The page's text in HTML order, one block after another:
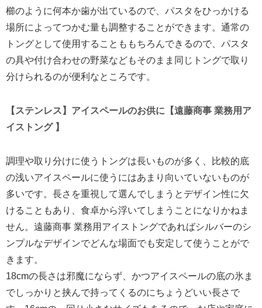
櫛のように何本か歯が出ているので、パスタをひっかける
場所によってつかむ量も調整することができます。通常の
トングとして使用することももちろんできるので、パスタ
の具や付け合わせの野菜などもそのまま同じトングで取り
分けられるのが便利なところです。
【ステンレス】アイスペールのお供に【遠藤商事 業務用ア
イストング 】
調理や取り分けに使うトングは長いものが多く、比較的底
の浅いアイスペールに使うにはあまり向いていないものが
多いです。長さを重視して選んでしまうとデザイン性に欠
けることもあり、食卓から浮いてしまうことになりかねま
せん。遠藤商事 業務用アイストングであればシルバーのシ
ンプルなデザインでどんな場面でも安定して使うことがで
きます。
18cmの長さは邪魔にならず、かつアイスペールの底の氷ま
でしっかりと挟んで持ってくるのにちょうどいい長さで